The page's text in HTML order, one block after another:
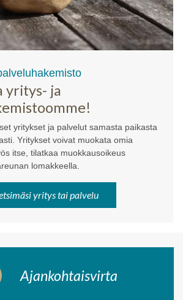
yritys- ja
yritykset ja palvelut samasta paikasta
Yritykset voivat muokata omia
itse, tilatkaa muokkausoikeus
lomakkeella.
yritys tai palvelu
Ajankohtaisvirta